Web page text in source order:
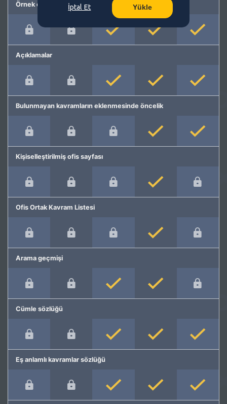
Örnek cümleler
Açıklamalar
Bulunmayan kavramların eklenmesinde öncelik
Kişiselleştirilmiş ofis sayfası
Ofis Ortak Kavram Listesi
Arama geçmişi
Cümle sözlüğü
Eş anlamlı kavramlar sözlüğü
İptal Et Yükle